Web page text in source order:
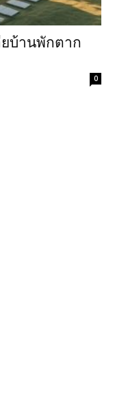
ยบ้านพักตาก
0